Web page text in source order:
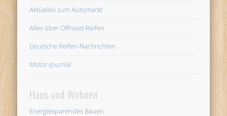
Aktuelles zum Automarkt
Alles über Offroad-Reifen
Deutsche Reifen-Nachrichten
Motor-Journal
Haus und Wohnen
Energiesparendes Bauen